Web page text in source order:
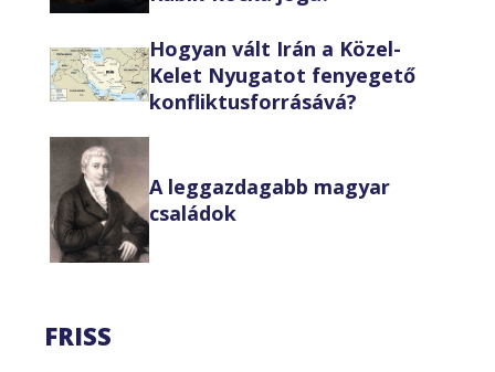
Hogyan vált Irán a Közel-
Kelet Nyugatot fenyegető
konfliktusforrásává?
A leggazdagabb magyar
családok
FRISS